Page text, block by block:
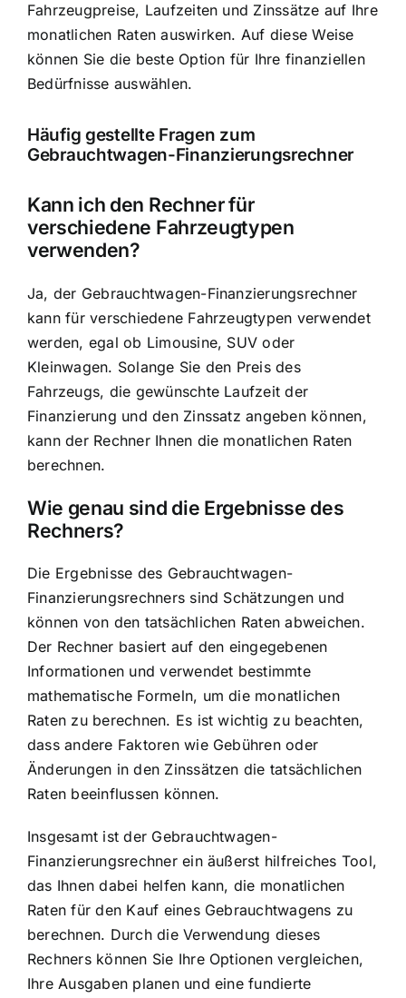
Fahrzeugpreise, Laufzeiten und Zinssätze auf Ihre
monatlichen Raten auswirken. Auf diese Weise
können Sie die beste Option für Ihre finanziellen
Bedürfnisse auswählen.
Häufig gestellte Fragen zum
Gebrauchtwagen-Finanzierungsrechner
Kann ich den Rechner für
verschiedene Fahrzeugtypen
verwenden?
Ja, der Gebrauchtwagen-Finanzierungsrechner
kann für verschiedene Fahrzeugtypen verwendet
werden, egal ob Limousine, SUV oder
Kleinwagen. Solange Sie den Preis des
Fahrzeugs, die gewünschte Laufzeit der
Finanzierung und den Zinssatz angeben können,
kann der Rechner Ihnen die monatlichen Raten
berechnen.
Wie genau sind die Ergebnisse des
Rechners?
Die Ergebnisse des Gebrauchtwagen-
Finanzierungsrechners sind Schätzungen und
können von den tatsächlichen Raten abweichen.
Der Rechner basiert auf den eingegebenen
Informationen und verwendet bestimmte
mathematische Formeln, um die monatlichen
Raten zu berechnen. Es ist wichtig zu beachten,
dass andere Faktoren wie Gebühren oder
Änderungen in den Zinssätzen die tatsächlichen
Raten beeinflussen können.
Insgesamt ist der Gebrauchtwagen-
Finanzierungsrechner ein äußerst hilfreiches Tool,
das Ihnen dabei helfen kann, die monatlichen
Raten für den Kauf eines Gebrauchtwagens zu
berechnen. Durch die Verwendung dieses
Rechners können Sie Ihre Optionen vergleichen,
Ihre Ausgaben planen und eine fundierte